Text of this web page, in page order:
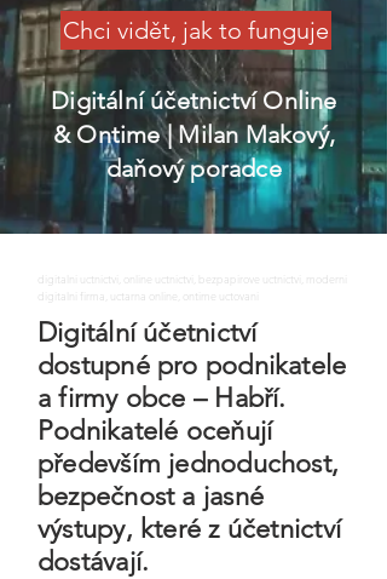
Chci vidět, jak to funguje
Digitální účetnictví Online
& Ontime| Milan Makový,
daňový poradce
digitalni uctnictvi, online uctnictvi, bezpapirove uctnictvi, moderni
digitalni firma, uctarna online, ontime uctovani
Digitální účetnictví
dostupné pro podnikatele
a firmy obce – Habří.
Podnikatelé oceňují
především jednoduchost,
bezpečnost a jasné
výstupy, které z účetnictví
dostávají.